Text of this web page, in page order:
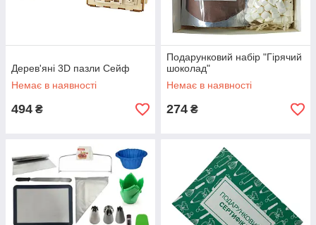
Дерев'яні 3D пазли Сейф
Немає в наявності
494 ₴
Подарунковий набір "Гірячий
шоколад"
Немає в наявності
274 ₴